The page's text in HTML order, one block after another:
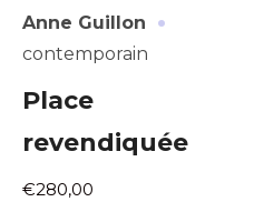
Anne Guillon ·
contemporain
Place
revendiquée
€280,00